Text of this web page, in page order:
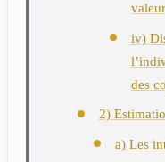
valeur
iv)
des
2)
a) Les